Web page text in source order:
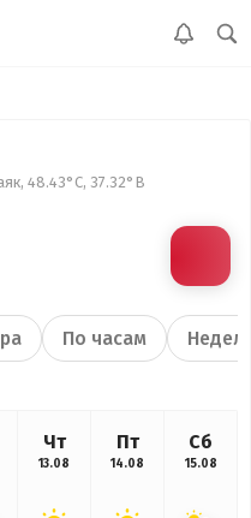
48.43°С, 37.32°В
По часам
Чт
13.08
Пт
14.08
Сб
15.08